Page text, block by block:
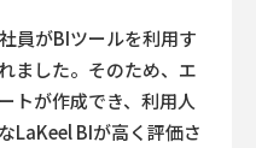
員がBIツールを利用す
ました。そのため、エ
トが作成でき、利用人
LaKeel BIが高く評価さ